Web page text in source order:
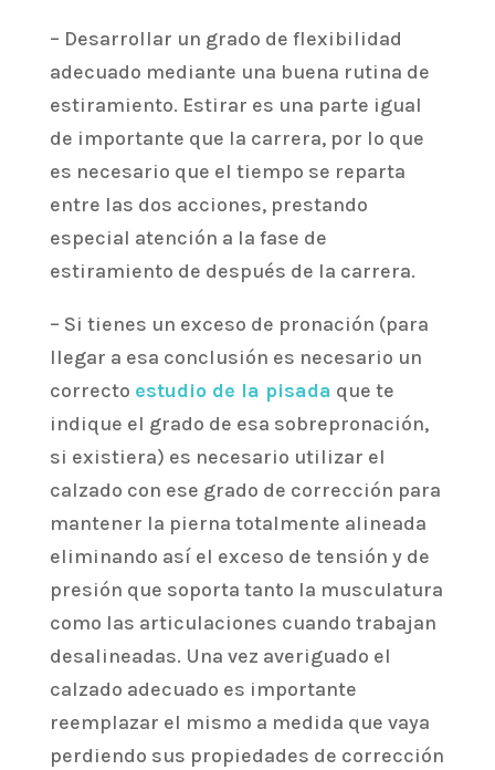
– Desarrollar un grado de flexibilidad
adecuado mediante una buena rutina de
estiramiento. Estirar es una parte igual
de importante que la carrera, por lo que
es necesario que el tiempo se reparta
entre las dos acciones, prestando
especial atención a la fase de
estiramiento de después de la carrera.
– Si tienes un exceso de pronación (para
llegar a esa conclusión es necesario un
correcto estudio de la pisada que te
indique el grado de esa sobrepronación,
si existiera) es necesario utilizar el
calzado con ese grado de corrección para
mantener la pierna totalmente alineada
eliminando así el exceso de tensión y de
presión que soporta tanto la musculatura
como las articulaciones cuando trabajan
desalineadas. Una vez averiguado el
calzado adecuado es importante
reemplazar el mismo a medida que vaya
perdiendo sus propiedades de corrección